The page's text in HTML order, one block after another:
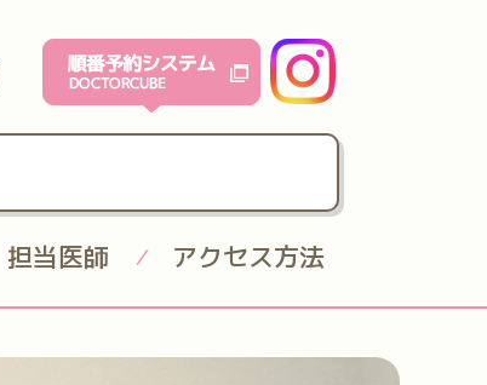
担当医師 / アクセス方法